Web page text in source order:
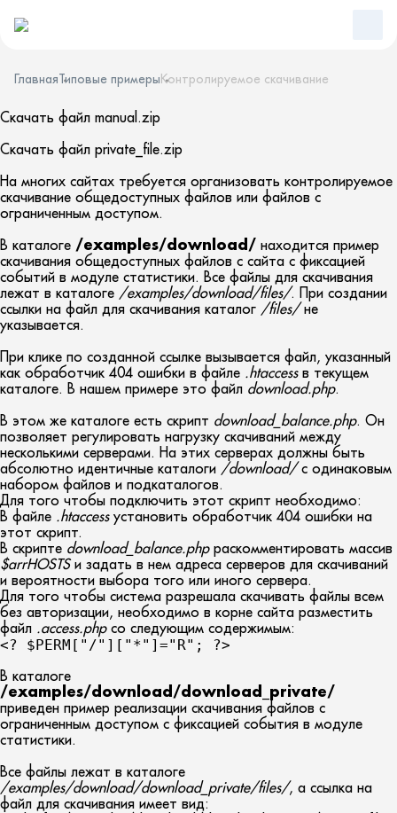
Главная Типовые примерыКонтролируемое скачивание
Скачать файл manual.zip
Скачать файл private_file.zip
На многих сайтах требуется организовать контролируемое
скачивание общедоступных файлов или файлов с
ограниченным доступом.
В каталоге /examples/download/ находится пример
скачивания общедоступных файлов с сайта с фиксацией
событий в модуле статистики. Все файлы для скачивания
лежат в каталоге /examples/download/files/. При создании
ссылки на файл для скачивания каталог /files/не
указывается.
При клике по созданной ссылке вызывается файл, указанный
как обработчик 404 ошибки в файле .htaccessв текущем
каталоге. В нашем примере это файл download.php.
В этом же каталоге есть скрипт download_balance.php. Он
позволяет регулировать нагрузку скачиваний между
несколькими серверами. На этих серверах должны быть
абсолютно идентичные каталоги /download/с одинаковым
набором файлов и подкаталогов.
Для того чтобы подключить этот скрипт необходимо:
В файле .htaccessустановить обработчик 404 ошибки на
этот скрипт.
В скрипте download_balance.phpраскомментировать массив
$arrHOSTS и задать в нем адреса серверов для скачиваний
и вероятности выбора того или иного сервера.
Для того чтобы система разрешала скачивать файлы всем
без авторизации, необходимо в корне сайта разместить
файл .access.phpсо следующим содержимым:
<? $PERM["/"]["*"]="R"; ?>
В каталоге
/examples/download/download_private/
приведен пример реализации скачивания файлов с
ограниченным доступом с фиксацией события в модуле
статистики.
Все файлы лежат в каталоге
/examples/download/download_private/files/, а ссылка на
файл для скачивания имеет вид: